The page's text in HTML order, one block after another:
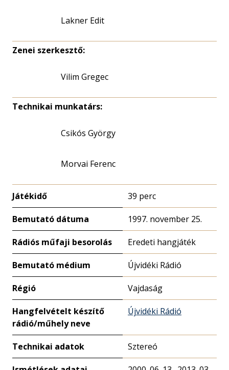
Lakner Edit
Zenei szerkesztő:
Vilim Gregec
Technikai munkatárs:
Csikós György
Morvai Ferenc
Játékidő 39 perc
Bemutató dátuma 1997. november 25.
Rádiós műfaji besorolás Eredeti hangjáték
Bemutató médium Újvidéki Rádió
Régió Vajdaság
Hangfelvételt készítő
rádió/műhely neve
Újvidéki Rádió
Technikai adatok Sztereó